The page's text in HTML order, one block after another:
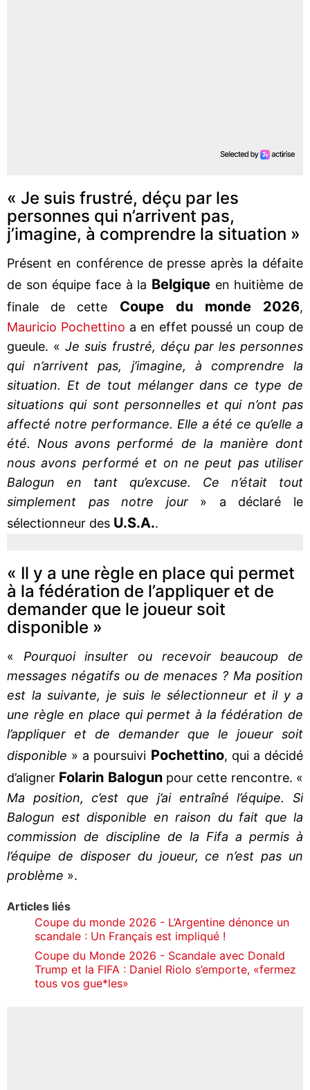
« Je suis frustré, déçu par les
personnes qui n’arrivent pas,
j’imagine, à comprendre la situation »
Présent en conférence de presse après la défaite
de son équipe face à la Belgique en huitième de
finale de cette Coupe du monde 2026,
Mauricio Pochettino a en effet poussé un coup de
gueule. «Je suis frustré, déçu par les personnes
qui n’arrivent pas, j’imagine, à comprendre la
situation. Et de tout mélanger dans ce type de
situations qui sont personnelles et qui n’ont pas
affecté notre performance. Elle a été ce qu’elle a
été. Nous avons performé de la manière dont
nous avons performé et on ne peut pas utiliser
Balogun en tant qu’excuse. Ce n’était tout
simplement pas notre jour» a déclaré le
sélectionneur des U.S.A..
« Il y a une règle en place qui permet
à la fédération de l’appliquer et de
demander que le joueur soit
disponible »
« Pourquoi insulter ou recevoir beaucoup de
messages négatifs ou de menaces ? Ma position
est la suivante, je suis le sélectionneur et il y a
une règle en place qui permet à la fédération de
l’appliquer et de demander que le joueur soit
disponible » a poursuivi Pochettino, qui a décidé
d’aligner Folarin Balogunpour cette rencontre. «
Ma position, c’est que j’ai entraîné l’équipe. Si
Balogun est disponible en raison du fait que la
commission de discipline de la Fifa a permis à
l’équipe de disposer du joueur, ce n’est pas un
problème ».
Articles liés
Coupe du monde 2026 - L’Argentine dénonce un
scandale : Un Français est impliqué !
Coupe du Monde 2026 - Scandale avec Donald
Trump et la FIFA : Daniel Riolo s’emporte, «fermez
tous vos gue*les»